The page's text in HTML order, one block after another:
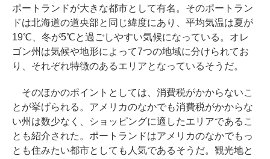
ポートランドが大きな都市として有名。そのポートラン
ドは北海道の道央部と同じ緯度にあり、平均気温は夏が
19℃、冬が5℃と過ごしやすい気候になっている。オレ
ゴン州は気候や地形によって7つの地域に分けられてお
り、それぞれ特徴のあるエリアとなっているそうだ。
そのほかのポイントとしては、消費税がかからないこ
とが挙げられる。アメリカのなかでも消費税がかからな
い州は数少なく、ショッピングに適したエリアであるこ
とも紹介された。ポートランドはアメリカのなかでもっ
とも住みたい都市としても人気であるそうだ。観光地と